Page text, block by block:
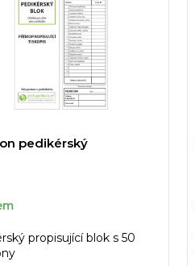
pedikérský
propisující blok s 50